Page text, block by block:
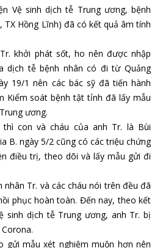
Vệ sinh dịch tễ Trung ương, bệnh
TX Hồng Lĩnh) đã có kết quả âm tính
khởi phát sốt, ho nên được nhập
dịch tễ bệnh nhân có đi từ Quảng
19/1 nên các bác sỹ đã tiến hành
Kiểm soát bệnh tật tỉnh đã lấy mẫu
ương.
con và cháu của anh Tr. là Bùi
B. ngày 5/2 cũng có các triệu chứng
điều trị, theo dõi và lấy mẫu gửi đi
nhân Tr. và các cháu nói trên đều đã
phục hoàn toàn. Đến nay, theo kết
sinh dịch tễ Trung ương, anh Tr. bị
gửi mẫu xét nghiệm muộn hơn nên